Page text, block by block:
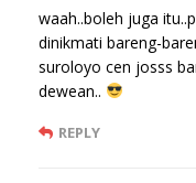
waah..boleh juga
dinikmati bareng-
suroloyo cen josss
dewean..
REPLY